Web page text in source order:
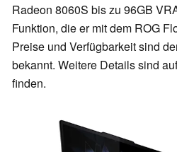
Radeon 8060S bis zu 96GB
Funktion, die er mit dem ROG
Preise und Verfügbarkeit sind
bekannt. Weitere Details sind
finden.